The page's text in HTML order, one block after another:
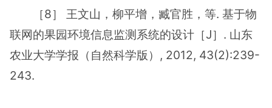
［8］ 王文山，柳平增，臧官胜，等. 基于物
联网的果园环境信息监测系统的设计［J］. 山东
农业大学学报（自然科学版）, 2012, 43(2):239-
243.